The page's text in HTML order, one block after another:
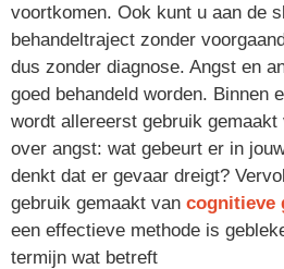
voortkomen. Ook kunt u aan de
behandeltraject zonder
dus zonder diagnose. Angst en
goed behandeld worden. Binnen
wordt allereerst gebruik
over angst: wat gebeurt er in
denkt dat er gevaar dreigt?
gebruik gemaakt van cognitieve
een effectieve methode is
termijn wat betreft